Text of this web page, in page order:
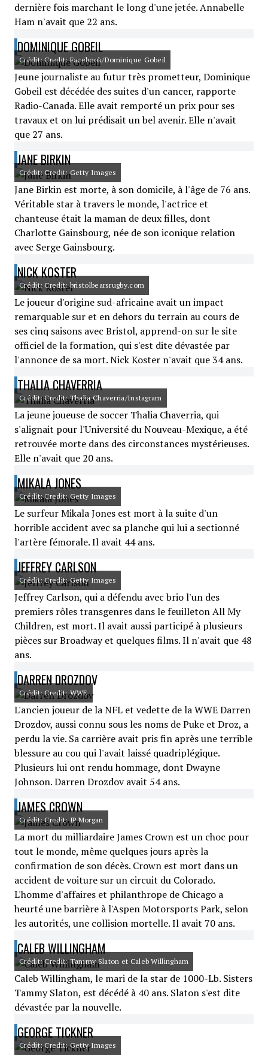
dernière fois marchant le long d'une jetée. Annabelle
Ham n'avait que 22 ans.
DOMINIQUE GOBEIL
Crédit: Credit: Facebook/Dominique Gobeil
Jeune journaliste au futur très prometteur, Dominique
Gobeil est décédée des suites d'un cancer, rapporte
Radio-Canada. Elle avait remporté un prix pour ses
travaux et on lui prédisait un bel avenir. Elle n'avait
que 27 ans.
JANE BIRKIN
Crédit: Credit: Getty Images
Jane Birkin est morte, à son domicile, à l'âge de 76 ans.
Véritable star à travers le monde, l'actrice et
chanteuse était la maman de deux filles, dont
Charlotte Gainsbourg, née de son iconique relation
avec Serge Gainsbourg.
NICK KOSTER
Crédit: Credit: bristolbearsrugby.com
Le joueur d'origine sud-africaine avait un impact
remarquable sur et en dehors du terrain au cours de
ses cinq saisons avec Bristol, apprend-on sur le site
officiel de la formation, qui s'est dite dévastée par
l'annonce de sa mort. Nick Koster n'avait que 34 ans.
THALIA CHAVERRIA
Crédit: Credit: Thalia Chaverria/Instagram
La jeune joueuse de soccer Thalia Chaverria, qui
s'alignait pour l'Université du Nouveau-Mexique, a été
retrouvée morte dans des circonstances mystérieuses.
Elle n'avait que 20 ans.
MIKALA JONES
Crédit: Credit: Getty Images
Le surfeur Mikala Jones est mort à la suite d'un
horrible accident avec sa planche qui lui a sectionné
l'artère fémorale. Il avait 44 ans.
JEFFREY CARLSON
Crédit: Credit: Getty Images
Jeffrey Carlson, qui a défendu avec brio l'un des
premiers rôles transgenres dans le feuilleton All My
Children, est mort. Il avait aussi participé à plusieurs
pièces sur Broadway et quelques films. Il n'avait que 48
ans.
DARREN DROZDOV
Crédit: Credit: WWE
L'ancien joueur de la NFL et vedette de la WWE Darren
Drozdov, aussi connu sous les noms de Puke et Droz, a
perdu la vie. Sa carrière avait pris fin après une terrible
blessure au cou qui l'avait laissé quadriplégique.
Plusieurs lui ont rendu hommage, dont Dwayne
Johnson. Darren Drozdov avait 54 ans.
JAMES CROWN
Crédit: Credit: JP Morgan
La mort du milliardaire James Crown est un choc pour
tout le monde, même quelques jours après la
confirmation de son décès. Crown est mort dans un
accident de voiture sur un circuit du Colorado.
L'homme d'affaires et philanthrope de Chicago a
heurté une barrière à l'Aspen Motorsports Park, selon
les autorités, une collision mortelle. Il avait 70 ans.
CALEB WILLINGHAM
Crédit: Credit: Tammy Slaton et Caleb Willingham
Caleb Willingham, le mari de la star de 1000-Lb. Sisters
Tammy Slaton, est décédé à 40 ans. Slaton s'est dite
dévastée par la nouvelle.
GEORGE TICKNER
Crédit: Credit: Getty Images